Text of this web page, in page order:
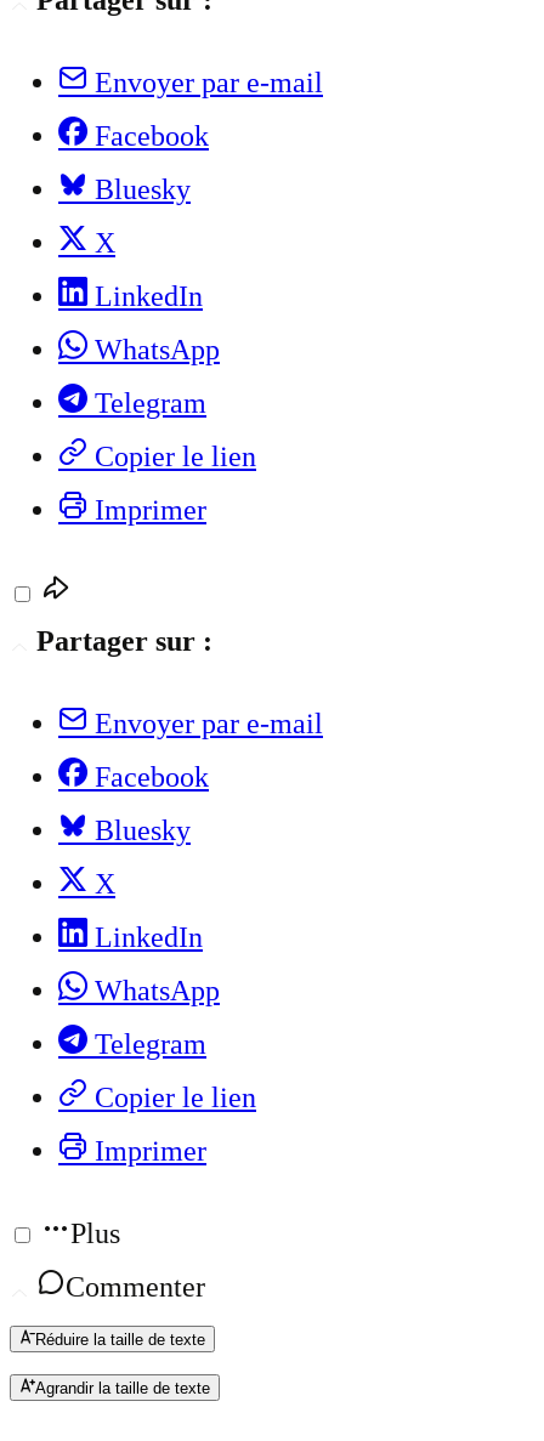
Envoyer par e-mail
Facebook
Bluesky
X
LinkedIn
WhatsApp
Telegram
Copier le lien
Imprimer
Partager sur :
Envoyer par e-mail
Facebook
Bluesky
X
LinkedIn
WhatsApp
Telegram
Copier le lien
Imprimer
Plus
Commenter
Réduire la taille de texte
Agrandir la taille de texte